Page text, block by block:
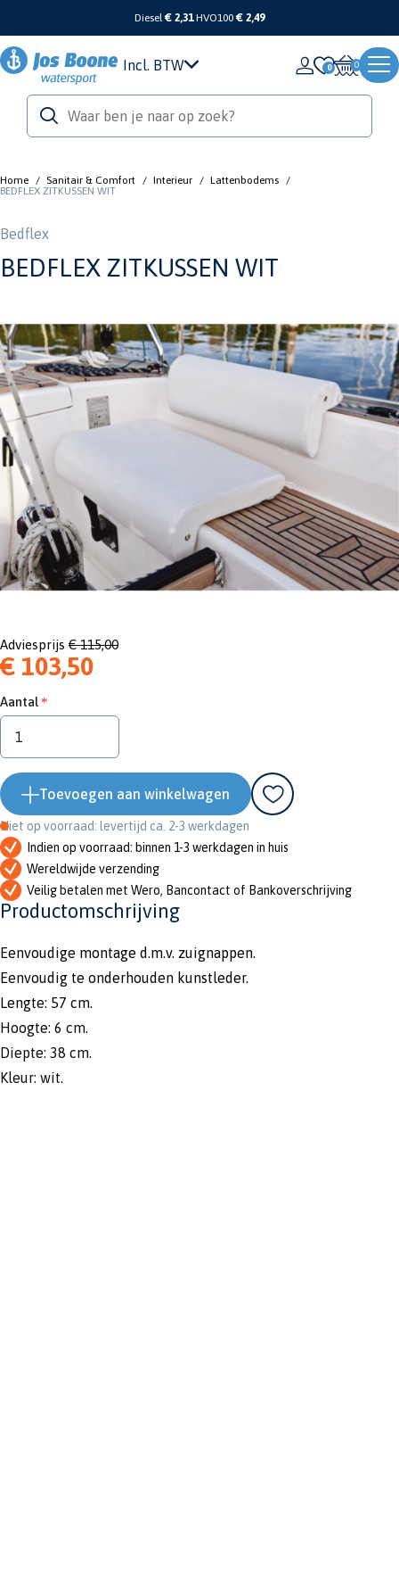
Diesel€ 2,31 HVO100 € 2,49
Incl. BTW 0
Home / Sanitair & Comfort / Interieur / Lattenbodems /
BEDFLEX ZITKUSSEN WIT
Bedflex
BEDFLEX ZITKUSSEN WIT
Adviesprijs € 115,00
€ 103,50
Aantal
Toevoegen aan winkelwagen
Niet op voorraad: levertijd ca. 2-3 werkdagen
Indien op voorraad: binnen 1-3 werkdagen in huis
Wereldwijde verzending
Veilig betalen met Wero, Bancontact of Bankoverschrijving
Productomschrijving
Eenvoudige montage d.m.v. zuignappen.
Eenvoudig te onderhouden kunstleder.
Lengte: 57 cm.
Hoogte: 6 cm.
Diepte: 38 cm.
Kleur: wit.